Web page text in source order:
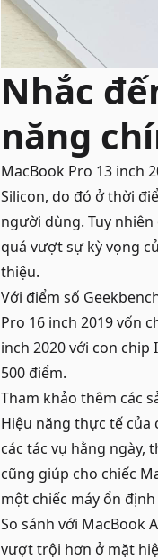
Nhắc
năng
MacBook Pro 13 inch
Silicon, do đó ở thời
người dùng. Tuy
quá vượt sự kỳ vọng
thiệu.
Với điểm số
Pro 16 inch 2019 vốn
inch 2020 với con
500 điểm.
Tham khảo thêm các
Hiệu năng thực tế của
các tác vụ hằng ngày,
cũng giúp cho chiếc
một chiếc máy ổn
So sánh với MacBook
vượt trội hơn ở mặt